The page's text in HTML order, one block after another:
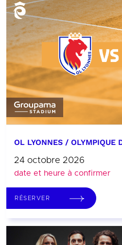
OL LYONNES / OLYMPIQUE
24 octobre 2026
date et heure à confirmer
RÉSERVER